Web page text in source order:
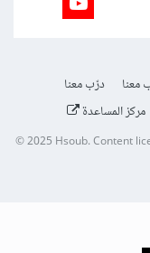
معنا
درّب معنا
مركز المساعدة
© 2025Hsoub.Content